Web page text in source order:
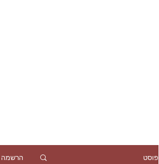
פוסט הרשמה